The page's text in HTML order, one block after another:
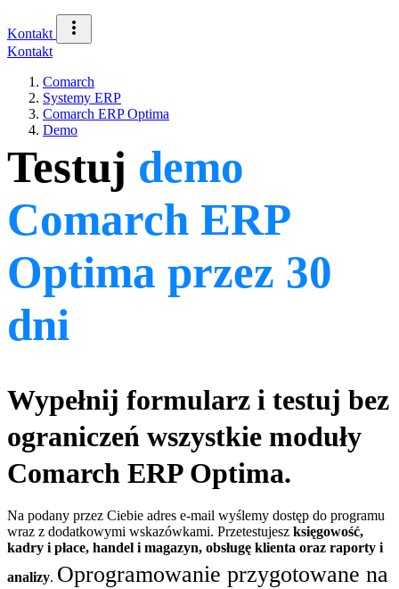
Kontakt
Kontakt
Comarch
Systemy ERP
Comarch ERP Optima
Demo
Testuj demo
Comarch ERP
Optima przez 30
dni
Wypełnij formularz i testuj bez
ograniczeń wszystkie moduły
Comarch ERP Optima.
Na podany przez Ciebie adres e-mail wyślemy dostęp do programu
wraz z dodatkowymi wskazówkami. Przetestujesz księgowość,
kadry i płace, handel i magazyn, obsługę klienta oraz raporty i
analizy. Oprogramowanie przygotowane na